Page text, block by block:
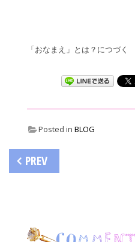
「おなまえ」とは？につづく
Posted in BLOG
投
稿
PREV